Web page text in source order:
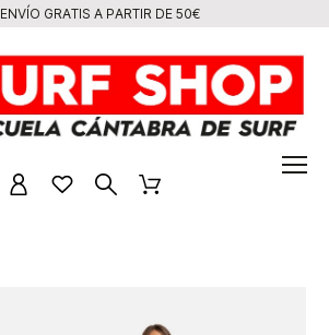
ENVÍO GRATIS A PARTIR DE 50€